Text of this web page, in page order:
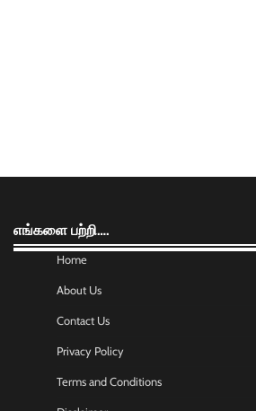
எங்களை பற்றி….
Home
About Us
Contact Us
Privacy Policy
Terms and Conditions